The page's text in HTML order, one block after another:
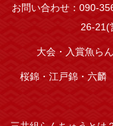
お問い合わせ：090-
26-21(
大会・入賞魚ら
桜錦・江戸錦・六麟